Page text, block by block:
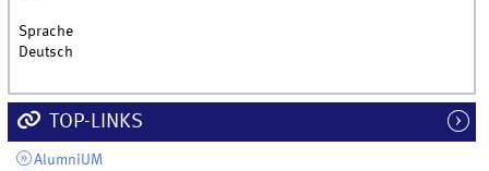
Sprache
Deutsch
TOP-LINKS
AlumniUM